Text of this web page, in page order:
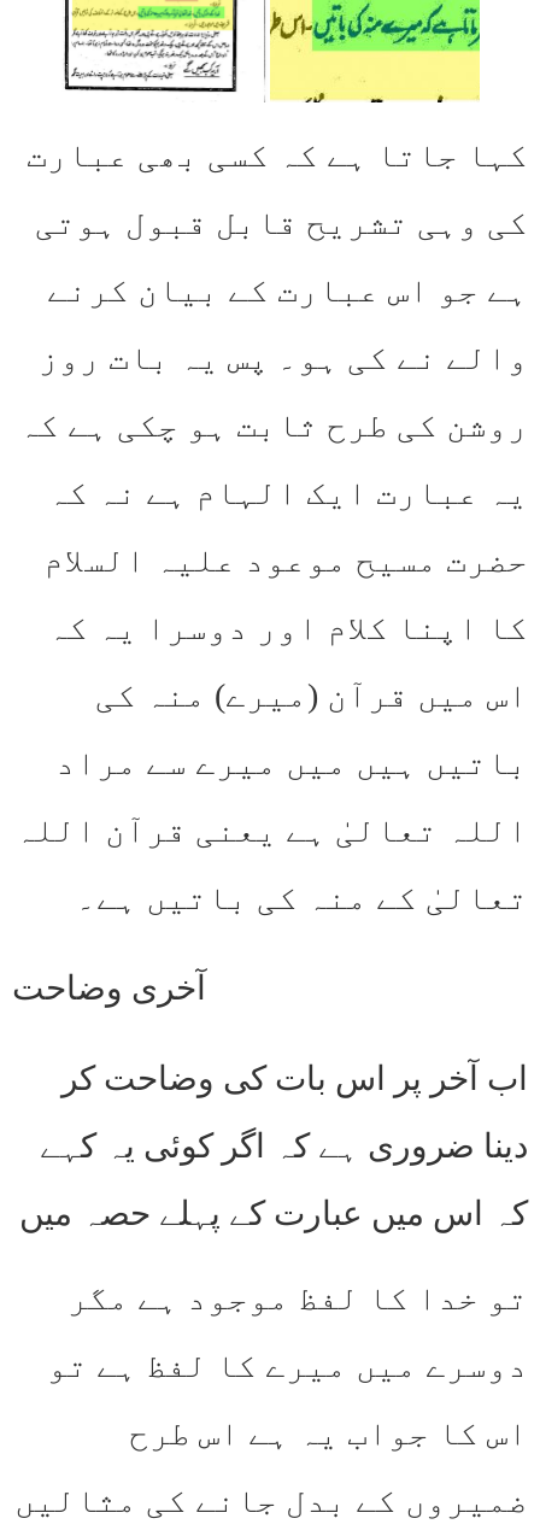
کہا جاتا ہے کہ کسی بھی عبارت
کی وہی تشریح قابل قبول ہوتی
ہے جو اس عبارت کے بیان کرنے
والے نے کی ہو۔ پس یہ بات روز
روشن کی طرح ثابت ہو چکی ہے کہ
یہ عبارت ایک الہام ہے نہ کہ
حضرت مسیح موعود علیہ السلام
کا اپنا کلام اور دوسرا یہ کہ
اس میں قرآن (میرے) منہ کی
باتیں ہیں میں میرے سے مراد
اللہ تعالیٰ ہے یعنی قرآن اللہ
تعالیٰ کے منہ کی باتیں ہے۔
آخری وضاحت
اب آخر پر اس بات کی وضاحت کر
دینا ضروری ہے کہ اگر کوئی یہ کہے
کہ اس میں عبارت کے پہلے حصہ میں
تو خدا کا لفظ موجود ہے مگر
دوسرے میں میرے کا لفظ ہے تو
اس کا جواب یہ ہے اس طرح
ضمیروں کے بدل جانے کی مثالیں